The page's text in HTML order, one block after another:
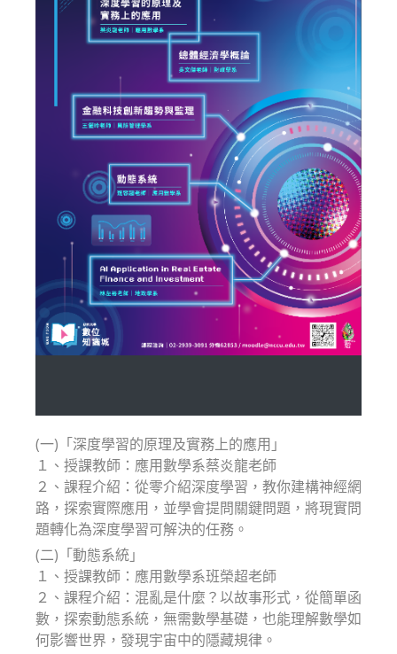
(一)「深度學習的原理及實務上的應用」
１、授課教師：應用數學系蔡炎龍老師
２、課程介紹：從零介紹深度學習，教你建構神經網
路，探索實際應用，並學會提問關鍵問題，將現實問
題轉化為深度學習可解決的任務。
(二)「動態系統」
１、授課教師：應用數學系班榮超老師
２、課程介紹：混亂是什麼？以故事形式，從簡單函
數，探索動態系統，無需數學基礎，也能理解數學如
何影響世界，發現宇宙中的隱藏規律。